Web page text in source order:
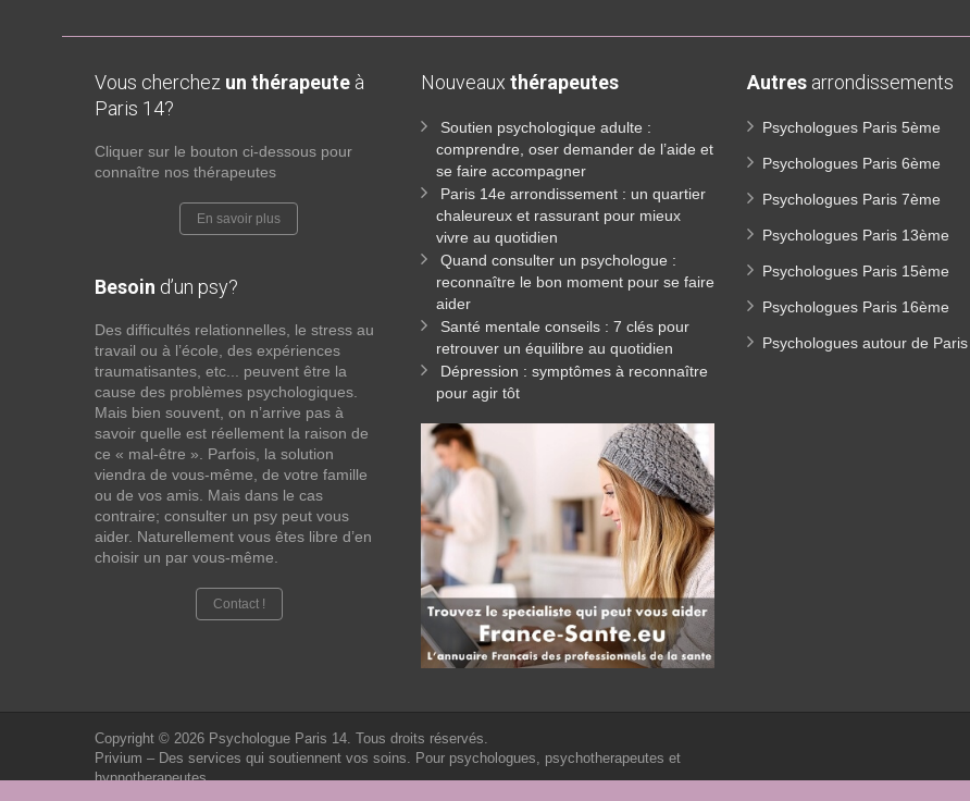
Vous cherchez un thérapeute à
Paris 14?
Cliquer sur le bouton ci-dessous pour
connaître nos thérapeutes
En savoir plus
Besoin d’un psy?
Des difficultés relationnelles, le stress au
travail ou à l’école, des expériences
traumatisantes, etc... peuvent être la
cause des problèmes psychologiques.
Mais bien souvent, on n’arrive pas à
savoir quelle est réellement la raison de
ce « mal-être ». Parfois, la solution
viendra de vous-même, de votre famille
ou de vos amis. Mais dans le cas
contraire; consulter un psy peut vous
aider. Naturellement vous êtes libre d’en
choisir un par vous-même.
Contact !
Nouveaux thérapeutes
Soutien psychologique adulte :
comprendre, oser demander de l’aide et
se faire accompagner
Paris 14e arrondissement : un quartier
chaleureux et rassurant pour mieux
vivre au quotidien
Quand consulter un psychologue :
reconnaître le bon moment pour se faire
aider
Santé mentale conseils : 7 clés pour
retrouver un équilibre au quotidien
Dépression : symptômes à reconnaître
pour agir tôt
Autres arrondissements
Psychologues Paris 5ème
Psychologues Paris 6ème
Psychologues Paris 7ème
Psychologues Paris 13ème
Psychologues Paris 15ème
Psychologues Paris 16ème
Psychologues autour de Paris
Copyright © 2026 Psychologue Paris 14. Tous droits réservés.
Privium – Des services qui soutiennent vos soins. Pour psychologues, psychotherapeutes et
hypnotherapeutes.